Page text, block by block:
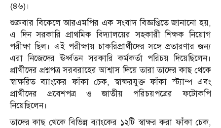
(৪৬)।
শুক্রবার বিকেলে আরএমপির এক সংবাদ বিজ্ঞপ্তিতে জানানো হয়,
এ দিন সরকারি প্রাথমিক বিদ্যালয়ের সহকারী শিক্ষক নিয়োগ
পরীক্ষা ছিল। এই পরীক্ষায় চাকরিপ্রার্থীদের সঙ্গে প্রতারণার জন্য
এরা নিজেদের ঊর্ধ্বতন সরকারি কর্মকর্তা পরিচয় দিয়েছিলেন।
প্রার্থীদের প্রশ্নপত্র সরবরাহের আশ্বাস দিয়ে তারা তাদের কাছ থেকে
স্বাক্ষরিত ব্যাংকের ফাঁকা চেক, স্বাক্ষরযুক্ত ফাঁকা স্ট্যাম্প এবং
প্রার্থীদের প্রবেশপত্র ও জাতীয় পরিচয়পত্রের ফটোকপি
নিয়েছিলেন।
তাদের কাছ থেকে বিভিন্ন ব্যাংকের ১২টি স্বাক্ষর করা ফাঁকা চেক,